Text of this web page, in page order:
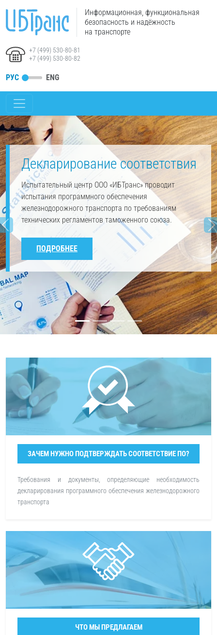
Информационная, функциональная
безопасность и надёжность
на транспорте
+7 (499) 530-80-81
+7 (499) 530-80-82
РУС ENG
Декларирование соответствия
Испытательный центр ООО «ИБТранс» проводит
испытания программного обеспечения
железнодорожного транспорта по требованиям
технических регламентов таможенного союза.
ПОДРОБНЕЕ
ЗАЧЕМ НУЖНО ПОДТВЕРЖДАТЬ СООТВЕТСТВИЕ ПО?
Требования и документы, определяющие необходимость
декларирования программного обеспечения железнодорожного
транспорта
ЧТО МЫ ПРЕДЛАГАЕМ